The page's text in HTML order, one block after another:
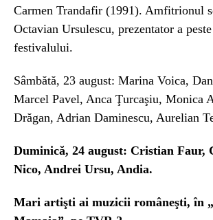
Carmen Trandafir (1991). Amfitrionul
Octavian Ursulescu, prezentator a
festivalului.
Sâmbătă, 23 august: Marina Voica,
Marcel Pavel, Anca Ţurcaşiu, Monica
Drăgan, Adrian Daminescu, Aurelian
Duminică, 24 august: Cristian Faur,
Nico, Andrei Ursu, Andia.
Mari artişti ai muzicii româneşti, în